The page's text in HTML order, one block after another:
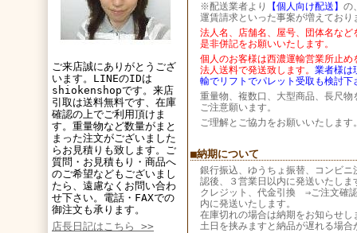
ご来店誠にありがとうござ
います。LINEのIDは
shiokenshopです。来店
引取は送料無料です、在庫
確認の上でご利用頂けま
す。重量物など数量がまと
まった注文がございました
らお見積りも致します。ご
質問・お見積もり・商品へ
のご希望などもございまし
たら、遠慮なくお問い合わ
せ下さい。電話・FAXでの
御注文も承ります。
店長日記はこちら >>
※配送業者より
【個人向け配送】 の
運賃請求といった事案が増えており
法人名、店舗名、屋号、団体名など
是非併記をお願いいたします。
個人のお客様は西濃運輸営業所止め
法人送料で発送致します。 業者様は
輸でリフトでパレット受取も検討下
重量物、複数口、大型商品、長尺物
ご注意願います。
ご理解とご協力をお願いいたします
■納期について
銀行振込、ゆうちょ振替、コンビ
認後、３営業日以内に発送いたしま
クレジット、代金引換 ⇒ご注文確
内に発送いたします。
在庫切れの場合は納期をお知らせし
土日を挟みますと納品が遅れる場合